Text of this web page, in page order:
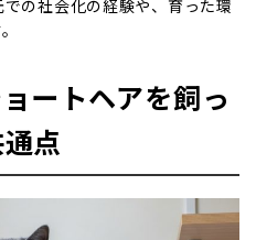
の社会化の経験や、育った環
ートヘアを飼っ
点